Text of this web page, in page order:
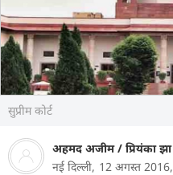
सुप्रीम कोर्ट
अहमद अजीम/ प्रियंका झा
नई दिल्ली, 12 अगस्त 2016,